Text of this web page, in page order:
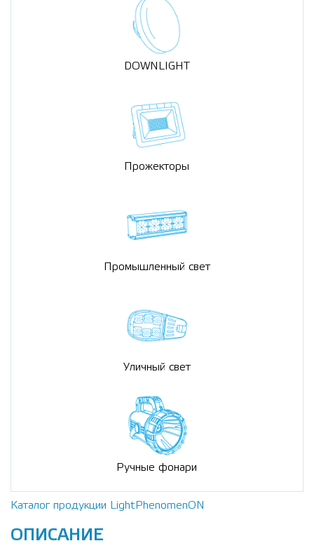
DOWNLIGHT
Прожекторы
Промышленный свет
Уличный свет
Ручные фонари
Каталог продукции LightPhenomenON
ОПИСАНИЕ